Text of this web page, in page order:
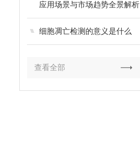
应用场景与市场趋势全景解析
细胞凋亡检测的意义是什么
查看全部